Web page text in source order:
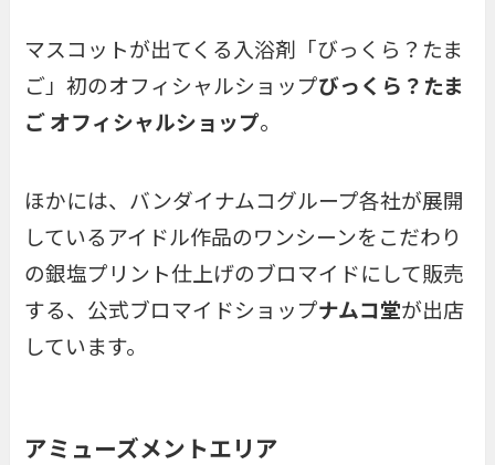
マスコットが出てくる入浴剤「びっくら？たま
ご」初のオフィシャルショップびっくら？たま
ご オフィシャルショップ。
ほかには、バンダイナムコグループ各社が展開
しているアイドル作品のワンシーンをこだわり
の銀塩プリント仕上げのブロマイドにして販売
する、公式ブロマイドショップナムコ堂が出店
しています。
アミューズメントエリア